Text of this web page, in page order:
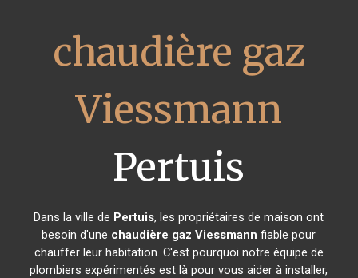
chaudière gaz
Viessmann
Pertuis
Dans la ville de Pertuis, les propriétaires de maison ont
besoin d'une chaudière gaz Viessmann fiable pour
chauffer leur habitation. C'est pourquoi notre équipe de
plombiers expérimentés est là pour vous aider à installer,